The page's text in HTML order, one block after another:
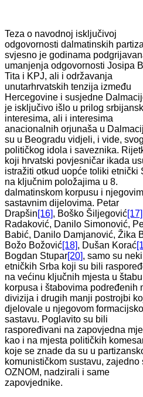
Teza o navodnoj isključivoj
odgovornosti dalmatinskih
svjesno je godinama
umanjenja odgovornosti Josipa
Tita i KPJ, ali i održavanja
unutarhrvatskih tenzija između
Hercegovine i susjedne
je isključivo išlo u prilog
interesima, ali i interesima
anacionalnih orjunaša u
su u Beogradu vidjeli, i vide, svog
političkog idola i saveznika.
koji hrvatski povjesničar ikada
istražiti otkud uopće toliki etnički
na ključnim položajima u 8.
dalmatinskom korpusu i njegovim
sastavnim dijelovima. Petar
Drapšin[16], Boško Šiljegović[17]
Radaković, Danilo Simonović,
Babić, Danilo Damjanović, Žika
Božo Božović[18], Dušan Korać
Bogdan Stupar[20], samo su
etničkih Srba koji su bili
na većinu ključnih mjesta u štabu
korpusa i štabovima podređenih
divizija i drugih manji postrojbi
djelovale u njegovom
sastavu. Poglavito su bili
raspoređivani na zapovjedna
kao i na mjesta političkih
koje se znade da su u
komunističkom sustavu, zajedno
OZNOM, nadzirali i same
zapovjednike.